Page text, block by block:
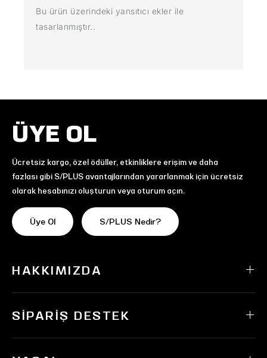
Bu ürün üzerindeki yansıtıcı ekler ile
tasarlanmıştır..
ÜYE OL
Ücretsiz kargo, özel ödüller, etkinliklere erişim ve daha
fazlası gibi S/PLUS avantajlarından yararlanmak için ücretsiz
olarak hesabınızı oluşturun veya oturum açın.
Üye Ol S/PLUS Nedir?
HAKKIMIZDA
SIPARIŞ DESTEK